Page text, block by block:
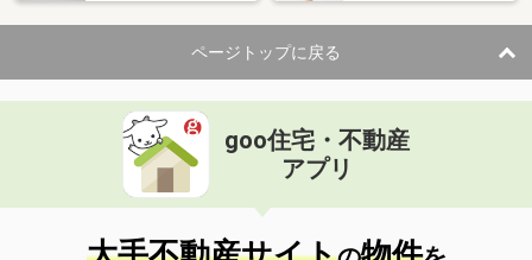
ページトップに戻る
goo住宅・不動産
アプリ